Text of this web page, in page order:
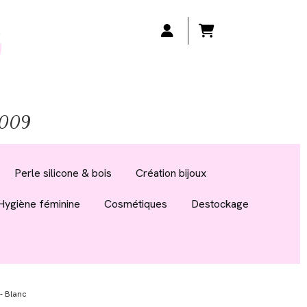
Perle silicone & bois Création bijoux
féminine Cosmétiques Destockage
Blanc